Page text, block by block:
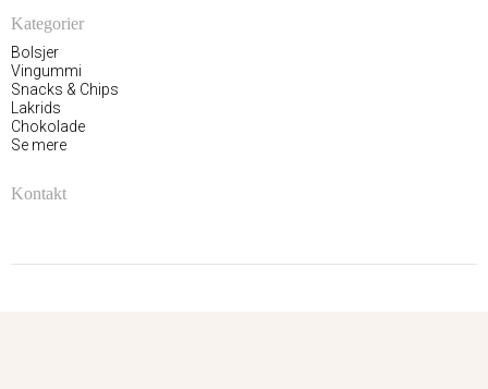
Kategorier
Bolsjer
Vingummi
Snacks & Chips
Lakrids
Chokolade
Se mere
Kontakt